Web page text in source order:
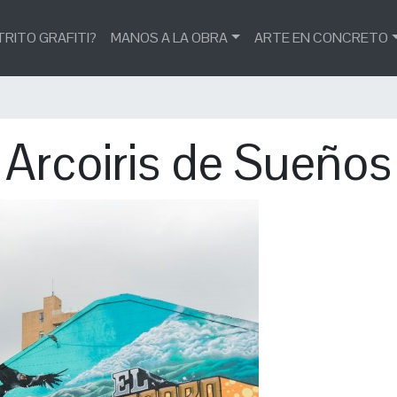
GRAFITI? MANOS A LA OBRA ARTE EN CONCRETO
Arcoiris de Sueños